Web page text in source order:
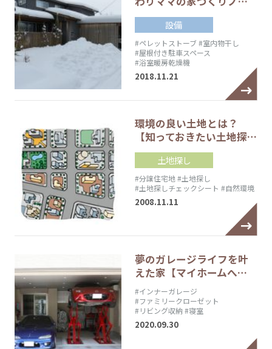
設備
#ペレットストーブ#室内物干し
#屋根付き駐車スペース
#浴室暖房乾燥機
2018.11.21
環境の良い土地とは？
【知っておきたい土地探…
土地探し
#分譲住宅地#土地探し
#土地探しチェックシート #自然環境
2008.11.11
夢のガレージライフを叶
えた家【マイホームへ…
#インナーガレージ
#ファミリークローゼット
#リビング収納 #寝室
2020.09.30